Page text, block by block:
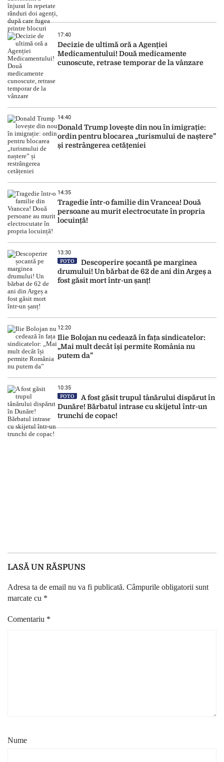
17:40
Decizie de ultimă oră a Agenției
Medicamentului! Două medicamente
cunoscute, retrase temporar de la vânzare
14:40
Donald Trump lovește din nou în imigrație:
ordin pentru blocarea „turismului de naștere”
și restrângerea cetățeniei
14:35
Tragedie într-o familie din Vrancea! Două
persoane au murit electrocutate în propria
locuință!
13:30
FOTO
Descoperire șocantă pe marginea
drumului! Un bărbat de 62 de ani din Argeș a
fost găsit mort într-un șanț!
12:20
Ilie Bolojan nu cedează în fața sindicatelor:
„Mai mult decât își permite România nu
putem da”
10:35
FOTO
A fost găsit trupul tânărului dispărut în
Dunăre! Bărbatul intrase cu skijetul într-un
trunchi de copac!
LASĂ UN RĂSPUNS
Adresa ta de email nu va fi publicată. Câmpurile obligatorii sunt
marcate cu *
Comentariu *
Nume